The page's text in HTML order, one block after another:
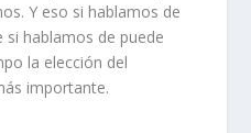
Y eso si hablamos de
hablamos de puede
la elección del
importante.